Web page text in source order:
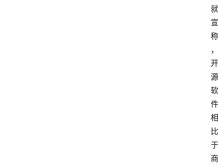
就
宣
称
，
开
源
软
件
相
比
于
商